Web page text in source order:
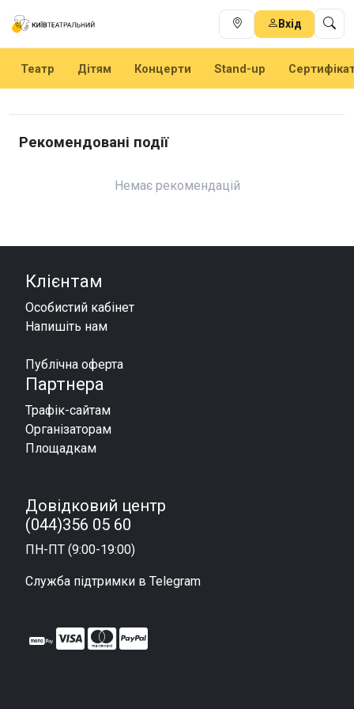
Вхід
Театр Дітям Концерти Stand-up
Рекомендовані події
Немає рекомендацій
Клієнтам
Особистий кабінет
Напишіть нам
Публічна оферта
Партнера
Трафік-сайтам
Організаторам
Площадкам
Довідковий центр
(044)356 05 60
ПН-ПТ (9:00-19:00)
Служба підтримки в Telegram